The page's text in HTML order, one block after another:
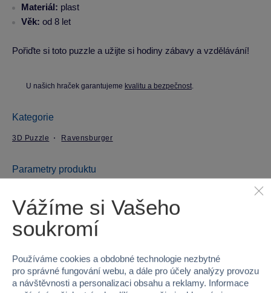
Materiál: plast
Věk: od 8 let
Pořiďte si toto puzzle a užijte si hodiny zábavy a vzdělávání!
U našich hraček garantujeme kvalitu a bezpečnost.
Kategorie
3D Puzzle Ravensburger
Parametry produktu
EAN 4005556112845
Kód produktu
Značka Ravensburger
Licence DODGE
Vážíme si Vašeho
soukromí
Používáme cookies a obdobné technologie nezbytné
pro správné fungování webu, a dále pro účely analýzy provozu
a návštěvnosti a personalizaci obsahu a reklamy. Informace